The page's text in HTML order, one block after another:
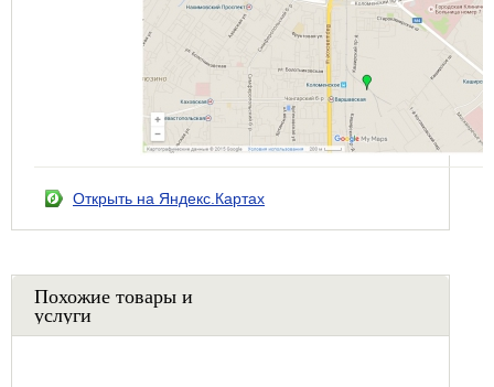
Открыть на Яндекс.Картах
Похожие товары и
услуги